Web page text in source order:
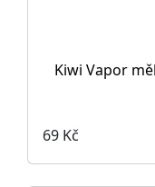
Kiwi Vapor
69 Kč